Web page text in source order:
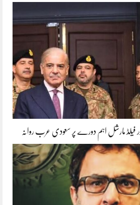
فیلڈ مارشل اہم دورے پر سعودی عرب روانہ